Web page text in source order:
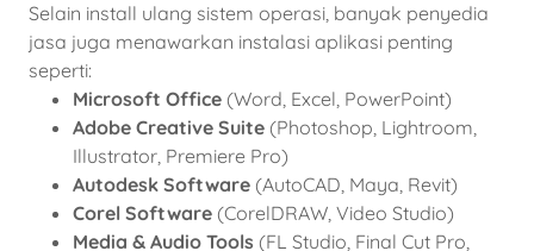
Selain install ulang sistem operasi, banyak penyedia
jasa juga menawarkan instalasi aplikasi penting
seperti:
Microsoft Office(Word, Excel, PowerPoint)
Adobe Creative Suite(Photoshop, Lightroom,
Illustrator, Premiere Pro)
Autodesk Software(AutoCAD, Maya, Revit)
Corel Software(CorelDRAW, Video Studio)
Media & Audio Tools (FL Studio, Final Cut Pro,